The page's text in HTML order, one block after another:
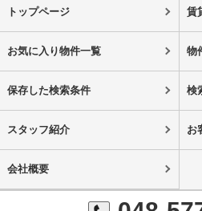
トップページ 賃
お気に入り物件一覧 物
保存した検索条件 検
スタッフ紹介 お
会社概要